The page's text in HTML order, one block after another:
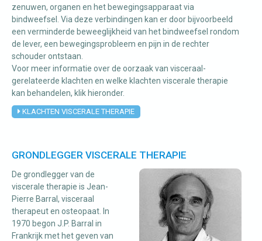
zenuwen, organen en het bewegingsapparaat via
bindweefsel. Via deze verbindingen kan er door bijvoorbeeld
een verminderde beweeglijkheid van het bindweefsel rondom
de lever, een bewegingsprobleem en pijn in de rechter
schouder ontstaan.
Voor meer informatie over de oorzaak van visceraal-
gerelateerde klachten en welke klachten viscerale therapie
kan behandelen, klik hieronder.
KLACHTEN VISCERALE THERAPIE
GRONDLEGGER VISCERALE THERAPIE
De grondlegger van de
viscerale therapie is Jean-
Pierre Barral, visceraal
therapeut en osteopaat. In
1970 begon J.P. Barral in
Frankrijk met het geven van